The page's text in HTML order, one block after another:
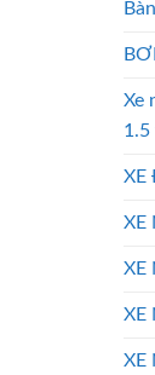
Xe
1.5
XE
XE
XE
XE
XE